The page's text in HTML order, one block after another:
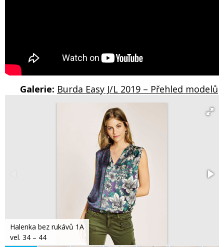
Galerie: Burda Easy J/L 2019 – Přehled modelů
Halenka bez rukávů 1A
vel. 34 – 44